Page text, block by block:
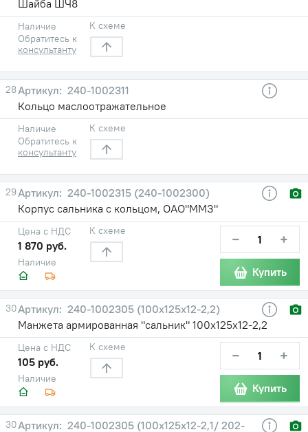
Шайба ШЧ8
Наличие
Обратитесь к
консультанту
К схеме
28
240-1002311
Кольцо маслоотражательное
Наличие
Обратитесь к
консультанту
К схеме
29
240-1002315 (240-1002300)
Корпус сальника с кольцом, ОАО"ММЗ"
Наличие
Цена с НДС
1 870 руб.
К схеме − +
Купить
30
240-1002305 (100х125х12-2,2)
Манжета армированная "сальник" 100х125х12-2,2
Наличие
Цена с НДС
105 руб.
К схеме − +
Купить
30
240-1002305 (100х125х12-2,1/ 202-